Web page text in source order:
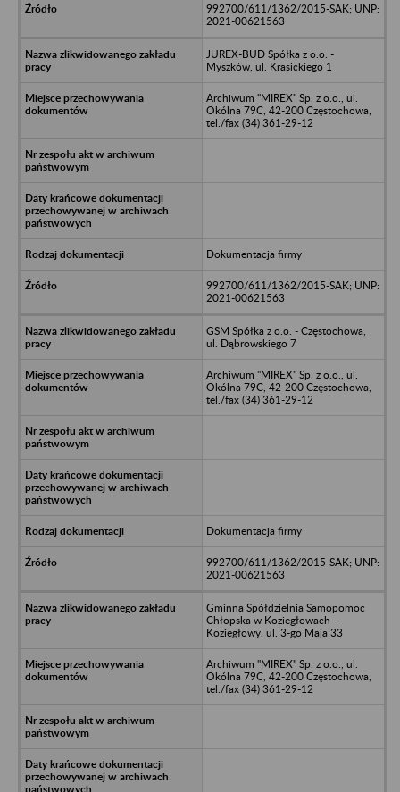
992700/611/1362/2015-SAK; UNP:
2021-00621563
JUREX-BUD Spółka z o.o. -
Myszków, ul. Krasickiego 1
Archiwum "MIREX" Sp. z o.o., ul.
Okólna 79C, 42-200 Częstochowa,
tel./fax (34) 361-29-12
Dokumentacja firmy
992700/611/1362/2015-SAK; UNP:
2021-00621563
GSM Spółka z o.o. - Częstochowa,
ul. Dąbrowskiego 7
Archiwum "MIREX" Sp. z o.o., ul.
Okólna 79C, 42-200 Częstochowa,
tel./fax (34) 361-29-12
Dokumentacja firmy
992700/611/1362/2015-SAK; UNP:
2021-00621563
Gminna Spółdzielnia Samopomoc
Chłopska w Koziegłowach -
Koziegłowy, ul. 3-go Maja 33
Archiwum "MIREX" Sp. z o.o., ul.
Okólna 79C, 42-200 Częstochowa,
tel./fax (34) 361-29-12